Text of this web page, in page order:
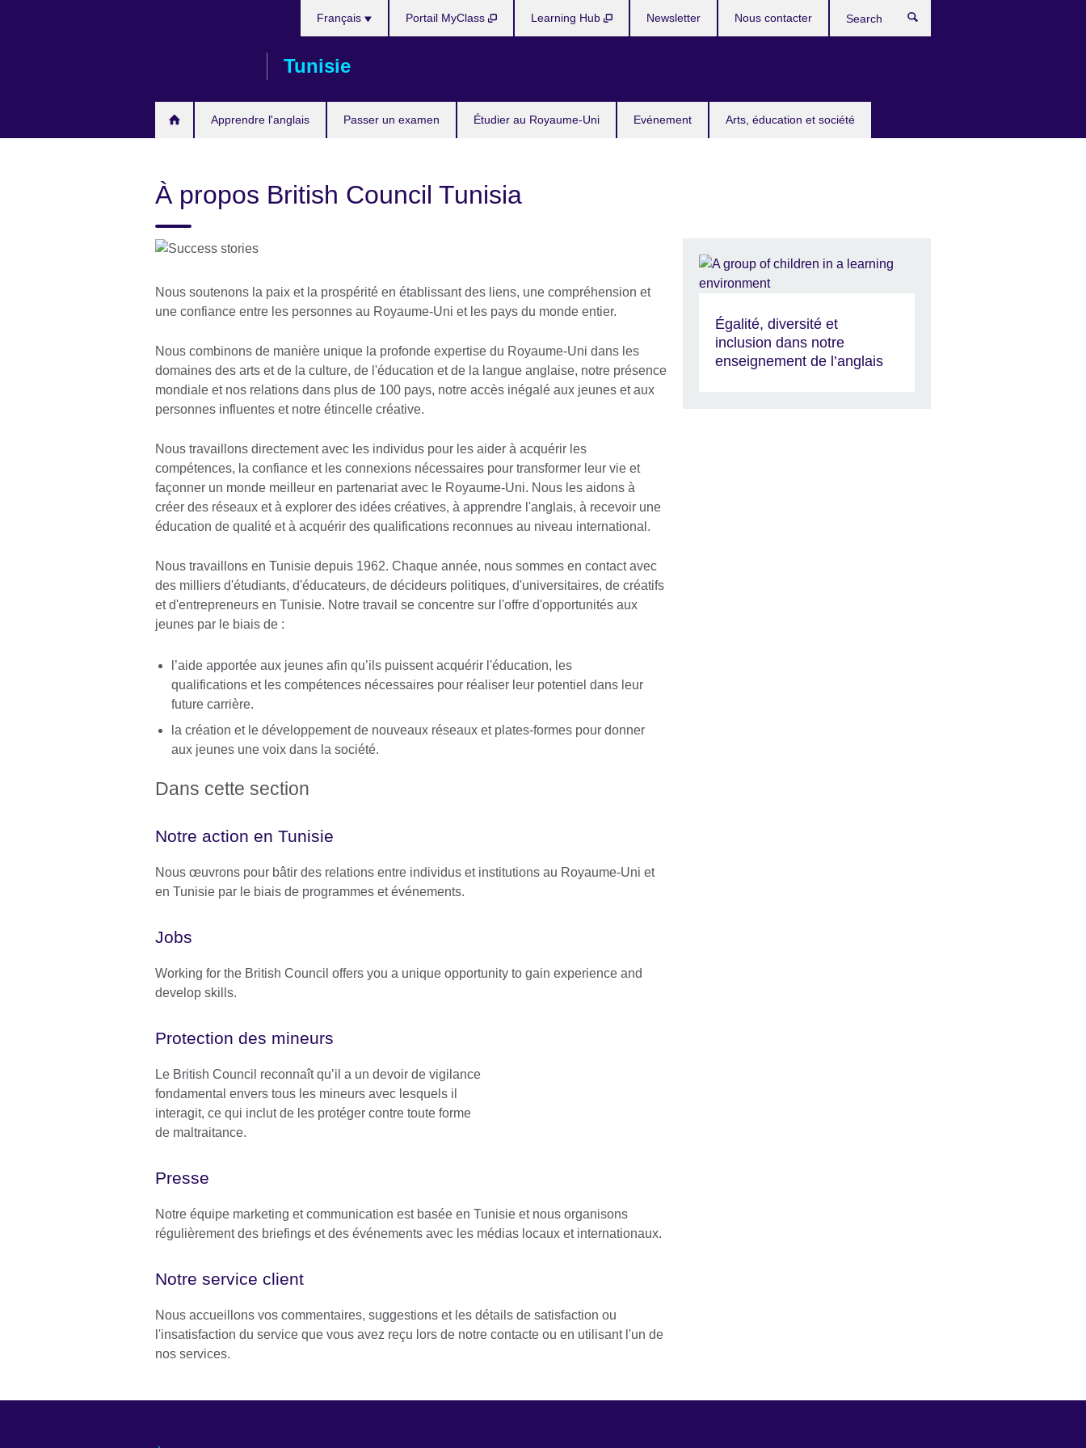
Tunisie
Apprendre l'anglais Passer un examen Étudier au Royaume-Uni Evénement Arts, éducation et société
Français Portail MyClass Learning Hub Newsletter Nous contacter
À propos British Council Tunisia
Nous soutenons la paix et la prospérité en établissant des liens, une compréhension et
une confiance entre les personnes au Royaume-Uni et les pays du monde entier.
Nous combinons de manière unique la profonde expertise du Royaume-Uni dans les
domaines des arts et de la culture, de l'éducation et de la langue anglaise, notre présence
mondiale et nos relations dans plus de 100 pays, notre accès inégalé aux jeunes et aux
personnes influentes et notre étincelle créative.
Nous travaillons directement avec les individus pour les aider à acquérir les
compétences, la confiance et les connexions nécessaires pour transformer leur vie et
façonner un monde meilleur en partenariat avec le Royaume-Uni. Nous les aidons à
créer des réseaux et à explorer des idées créatives, à apprendre l'anglais, à recevoir une
éducation de qualité et à acquérir des qualifications reconnues au niveau international.
Nous travaillons en Tunisie depuis 1962. Chaque année, nous sommes en contact avec
des milliers d'étudiants, d'éducateurs, de décideurs politiques, d'universitaires, de créatifs
et d'entrepreneurs en Tunisie. Notre travail se concentre sur l'offre d'opportunités aux
jeunes par le biais de :
l’aide apportée aux jeunes afin qu’ils puissent acquérir l'éducation, les
qualifications et les compétences nécessaires pour réaliser leur potentiel dans leur
future carrière.
la création et le développement de nouveaux réseaux et plates-formes pour donner
aux jeunes une voix dans la société.
Dans cette section
Notre action en Tunisie
Nous œuvrons pour bâtir des relations entre individus et institutions au Royaume-Uni et
en Tunisie par le biais de programmes et événements.
Jobs
Working for the British Council offers you a unique opportunity to gain experience and
develop skills.
Protection des mineurs
Le British Council reconnaît qu’il a un devoir de vigilance
fondamental envers tous les mineurs avec lesquels il
interagit, ce qui inclut de les protéger contre toute forme
de maltraitance.
Presse
Notre équipe marketing et communication est basée en Tunisie et nous organisons
régulièrement des briefings et des événements avec les médias locaux et internationaux.
Notre service client
Nous accueillons vos commentaires, suggestions et les détails de satisfaction ou
l'insatisfaction du service que vous avez reçu lors de notre contacte ou en utilisant l'un de
nos services.
Égalité, diversité et
inclusion dans notre
enseignement de l’anglais